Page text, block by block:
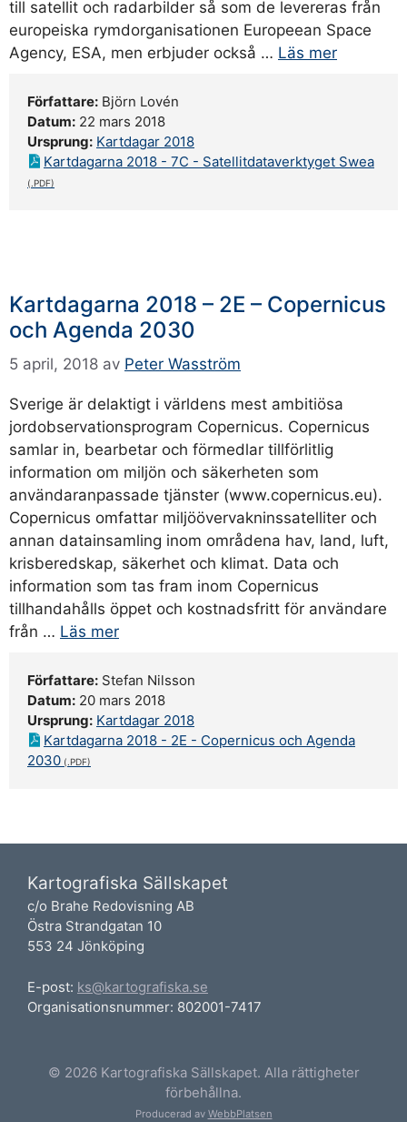
till satellit och radarbilder så som de levereras från
europeiska rymdorganisationen Europeean Space
Agency, ESA, men erbjuder också … Läs mer
Författare: Björn Lovén
Datum: 22 mars 2018
Ursprung: Kartdagar 2018
Kartdagarna 2018 - 7C - Satellitdataverktyget Swea
Kartdagarna 2018 – 2E – Copernicus
och Agenda 2030
5 april, 2018 av Peter Wasström
Sverige är delaktigt i världens mest ambitiösa
jordobservationsprogram Copernicus. Copernicus
samlar in, bearbetar och förmedlar tillförlitlig
information om miljön och säkerheten som
användaranpassade tjänster (www.copernicus.eu).
Copernicus omfattar miljöövervakninssatelliter och
annan datainsamling inom områdena hav, land, luft,
krisberedskap, säkerhet och klimat. Data och
information som tas fram inom Copernicus
tillhandahålls öppet och kostnadsfritt för användare
från … Läs mer
Författare: Stefan Nilsson
Datum: 20 mars 2018
Ursprung: Kartdagar 2018
Kartdagarna 2018 - 2E - Copernicus och Agenda
2030
Kartografiska Sällskapet
c/o Brahe Redovisning AB
Östra Strandgatan 10
553 24 Jönköping
E-post: ks@kartografiska.se
Organisationsnummer: 802001-7417
© 2026 Kartografiska Sällskapet. Alla rättigheter
förbehållna.
Producerad av WebbPlatsen